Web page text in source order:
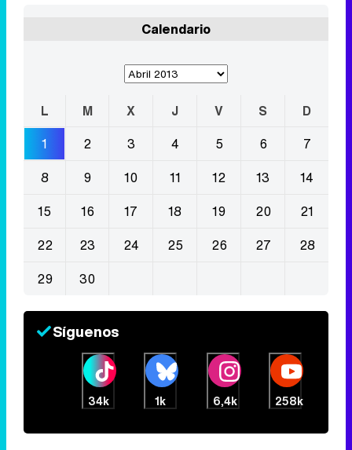
Calendario
L M X J V S
D
1
2 3 4 5 6
7
8
9 10 11 12 13
14
15
16 17 18 19 20
21
22
23 24 25 26 27
28
29
30
Síguenos
34k 1k 6,4k 258k